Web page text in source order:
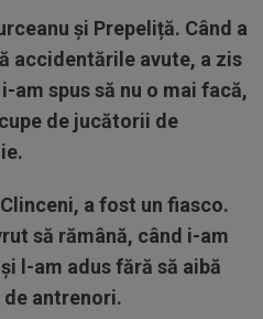
și Prepeliță. Când a
accidentările avute, a zis
am spus să nu o mai facă,
de jucătorii de
a fost un fiasco.
să rămână, când i-am
l-am adus fără să aibă
antrenori.